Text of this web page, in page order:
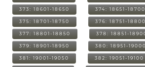
373: 18601-18650 374: 18651-18700
375: 18701-18750 376: 18751-18800
377: 18801-18850 378: 18851-
379: 18901-18950 380: 18951-19000
381: 19001-19050 382: 19051-19100